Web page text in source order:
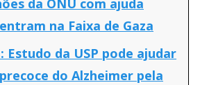
da ONU com ajuda
na Faixa de Gaza
Estudo da USP pode ajudar
do Alzheimer pela